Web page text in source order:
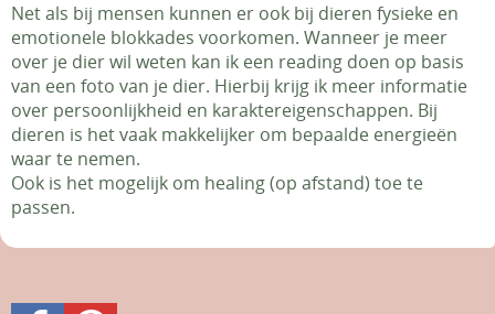
Net als bij mensen kunnen er ook bij dieren fysieke en
emotionele blokkades voorkomen. Wanneer je meer
over je dier wil weten kan ik een reading doen op basis
van een foto van je dier. Hierbij krijg ik meer informatie
over persoonlijkheid en karaktereigenschappen. Bij
dieren is het vaak makkelijker om bepaalde energieën
waar te nemen.
Ook is het mogelijk om healing (op afstand) toe te
passen.